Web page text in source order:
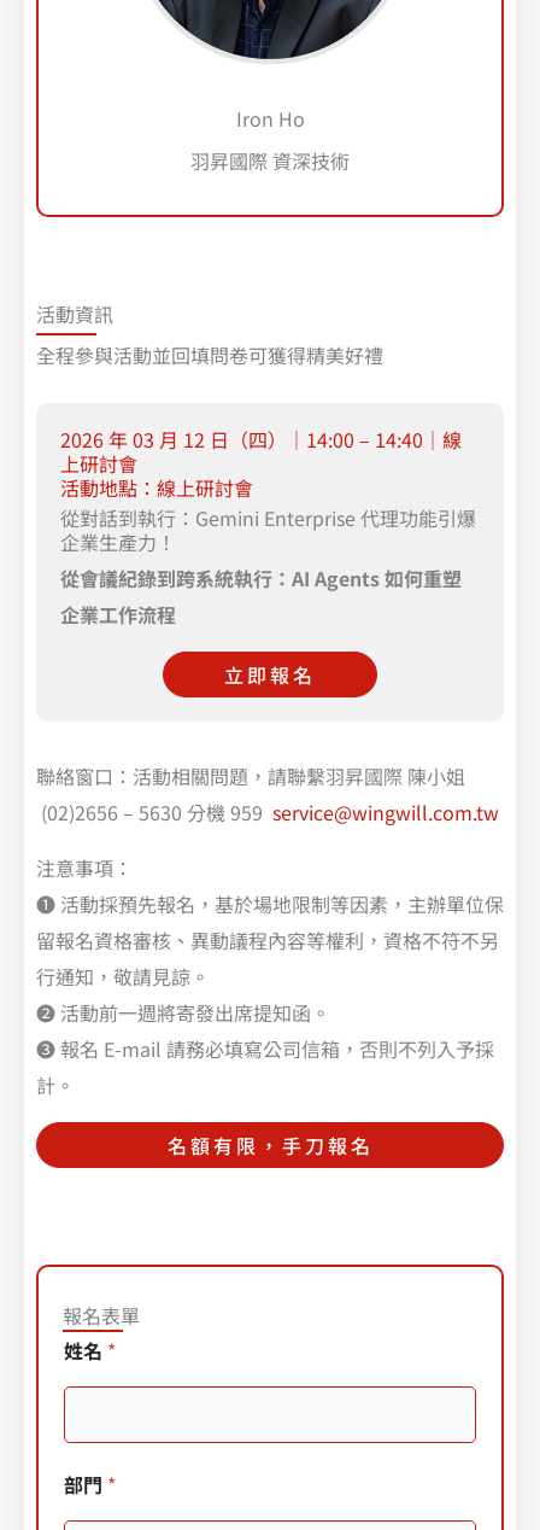
Iron Ho
羽昇國際 資深技術
活動資訊
全程參與活動並回填問卷可獲得精美好禮
2026 年 03 月 12 日（四）｜14:00 – 14:40｜線
上研討會​
活動地點：線上研討會
從對話到執行：Gemini Enterprise 代理功能引爆
企業生產力！
從會議紀錄到跨系統執行：AI Agents 如何重塑
企業工作流程
立即報名
聯絡窗口：活動相關問題，請聯繫羽昇國際 陳小姐
(02)2656 – 5630 分機 959 service@wingwill.com.tw
注意事項：
❶ 活動採預先報名，基於場地限制等因素，主辦單位保
留報名資格審核、異動議程內容等權利，資格不符不另
行通知，敬請見諒。
❷ 活動前一週將寄發出席提知函。
❸ 報名 E-mail 請務必填寫公司信箱，否則不列入予採
計。
名額有限，手刀報名
報名表單
姓名 *
部門 *